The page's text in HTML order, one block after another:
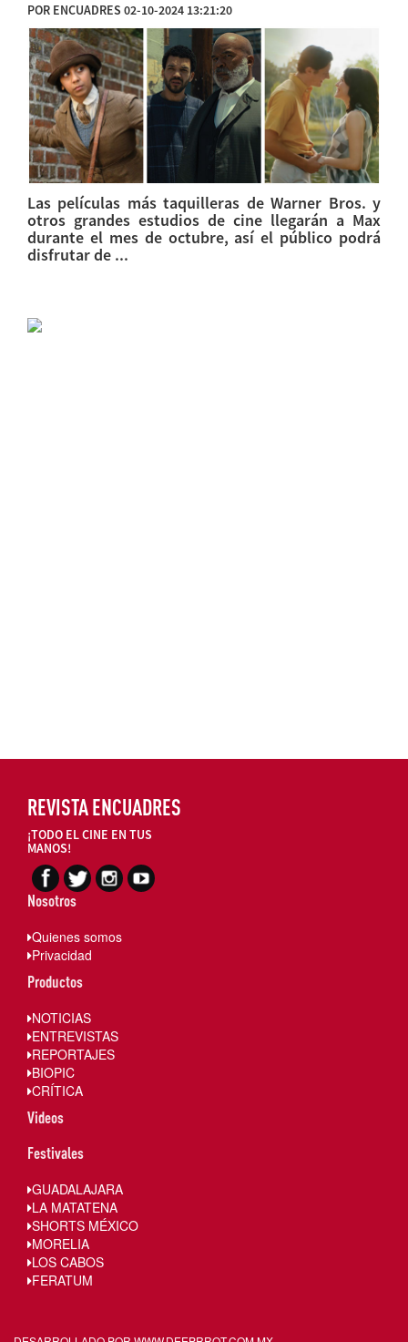
POR ENCUADRES 02-10-2024 13:21:20
Las películas más taquilleras de Warner Bros. y
otros grandes estudios de cine llegarán a Max
durante el mes de octubre, así el público podrá
disfrutar de ...
REVISTA ENCUADRES
¡TODO EL CINE EN TUS
MANOS!
Nosotros
Quienes somos
Privacidad
Productos
NOTICIAS
ENTREVISTAS
REPORTAJES
BIOPIC
CRÍTICA
Videos
Festivales
GUADALAJARA
LA MATATENA
SHORTS MÉXICO
MORELIA
LOS CABOS
FERATUM